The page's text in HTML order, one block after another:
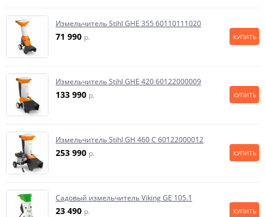
Измельчитель Stihl GHE 355 60110111020
71 990 p. КУПИТЬ
Измельчитель Stihl GHE 420 60122000009
133 990 p. КУПИТЬ
Измельчитель Stihl GH 460 C 60122000012
253 990 p. КУПИТЬ
Садовый измельчитель Viking GE 105.1
23 490 p. КУПИТЬ